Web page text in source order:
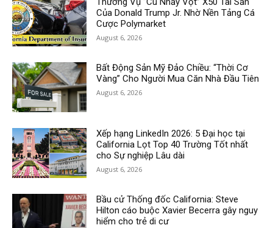
Của Donald Trump Jr. Nhờ Nền Tảng Cá
Cược Polymarket
August 6, 2026
Bất Động Sản Mỹ Đảo Chiều: “Thời Cơ
Vàng” Cho Người Mua Căn Nhà Đầu Tiên
August 6, 2026
Xếp hạng LinkedIn 2026: 5 Đại học tại
California Lọt Top 40 Trường Tốt nhất
cho Sự nghiệp Lâu dài
August 6, 2026
Bầu cử Thống đốc California: Steve
Hilton cáo buộc Xavier Becerra gây nguy
hiểm cho trẻ di cư